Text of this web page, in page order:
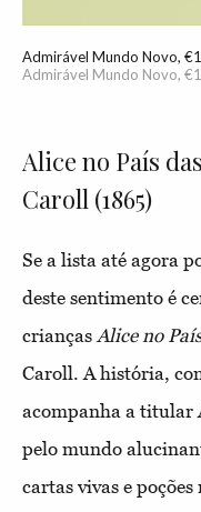
Admirável Mundo Novo,
Admirável Mundo Novo,
Alice no País
Caroll (1865)
Se a lista até agora
deste sentimento é
criançasAlice no
Caroll. A história,
acompanha a titular
pelo mundo
cartas vivas e